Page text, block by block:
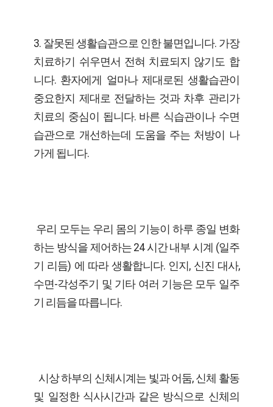
3. 잘못된 생활습관으로 인한 불면입니다. 가장
치료하기 쉬우면서 전혀 치료되지 않기도 합
니다. 환자에게 얼마나 제대로된 생활습관이
중요한지 제대로 전달하는 것과 차후 관리가
치료의 중심이 됩니다. 바른 식습관이나 수면
습관으로 개선하는데 도움을 주는 처방이 나
가게 됩니다.
우리 모두는 우리 몸의 기능이 하루 종일 변화
하는 방식을 제어하는 24 시간 내부 시계 (일주
기 리듬) 에 따라 생활합니다. 인지, 신진 대사,
수면-각성주기 및 기타 여러 기능은 모두 일주
기 리듬을 따릅니다.
시상 하부의 신체시계는 빛과 어둠, 신체 활동
및 일정한 식사시간과 같은 방식으로 신체의